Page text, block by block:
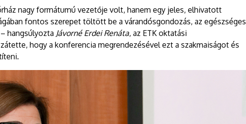
nagy formátumú vezetője volt, hanem egy jeles, elhivatott
fontos szerepet töltött be a várandósgondozás, az egészséges
hangsúlyozta Jávorné Erdei Renáta, az ETK oktatási
hogy a konferencia megrendezésével ezt a szakmaiságot és